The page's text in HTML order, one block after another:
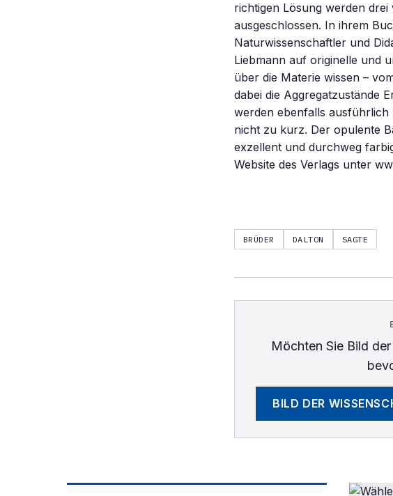
richtigen Lösung werden
ausgeschlossen. In ihrem
Naturwissenschaftler und
Liebmann auf originelle und
über die Materie wissen –
dabei die Aggregatzustände
werden ebenfalls ausführlich
nicht zu kurz. Der opulente
exzellent und durchweg
Website des Verlags unter
BRÜDER DALTON SAGTE
Möchten Sie Bild
BILD DER